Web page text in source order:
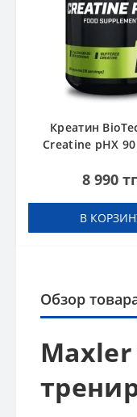
Креатин
Creatine pHX
8 990
В
Обзор